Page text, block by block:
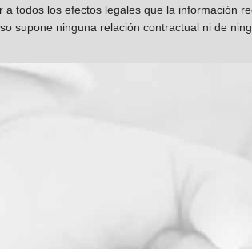
todos los efectos legales que la información
supone ninguna relación contractual ni de